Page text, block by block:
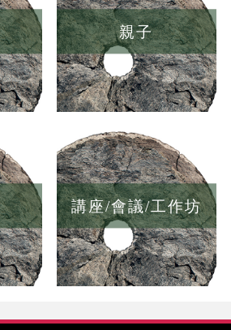
親子
講座/會議/工作坊